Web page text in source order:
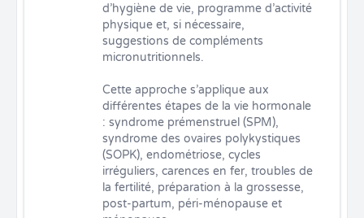
d’hygiène de vie, programme d’activité
physique et, si nécessaire,
suggestions de compléments
micronutritionnels.
Cette approche s’applique aux
différentes étapes de la vie hormonale
: syndrome prémenstruel (SPM),
syndrome des ovaires polykystiques
(SOPK), endométriose, cycles
irréguliers, carences en fer, troubles de
la fertilité, préparation à la grossesse,
post-partum, péri-ménopause et